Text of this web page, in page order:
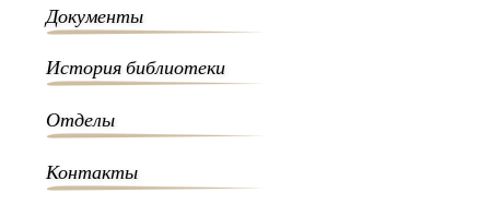
Документы
История библиотеки
Отделы
Контакты